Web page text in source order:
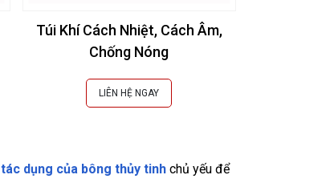
Túi Khí Cách Nhiệt, Cách Âm,
Chống Nóng
LIÊN HỆ NGAY
tác dụng của bông thủy tinh chủ yếu để